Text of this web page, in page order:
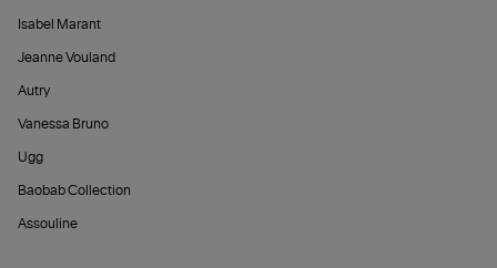
Isabel Marant
Jeanne Vouland
Autry
Vanessa Bruno
Ugg
Baobab Collection
Assouline